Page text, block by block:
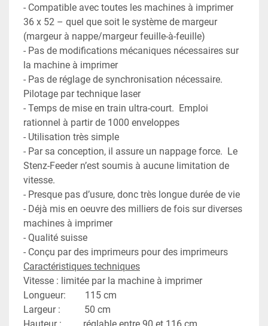
- Compatible avec toutes les machines à imprimer
36 x 52 – quel que soit le système de margeur
(margeur à nappe/margeur feuille-à-feuille)
- Pas de modifications mécaniques nécessaires sur
la machine à imprimer
- Pas de réglage de synchronisation nécessaire.
Pilotage par technique laser
- Temps de mise en train ultra-court.  Emploi
rationnel à partir de 1000 enveloppes
- Utilisation très simple
- Par sa conception, il assure un nappage force.  Le
Stenz-Feeder n’est soumis à aucune limitation de
vitesse.
- Presque pas d’usure, donc très longue durée de vie
- Déjà mis en oeuvre des milliers de fois sur diverses
machines à imprimer
- Qualité suisse
- Conçu par des imprimeurs pour des imprimeurs
Caractéristiques techniques
Vitesse : limitée par la machine à imprimer
Longueur:        115 cm
Largeur :          50 cm